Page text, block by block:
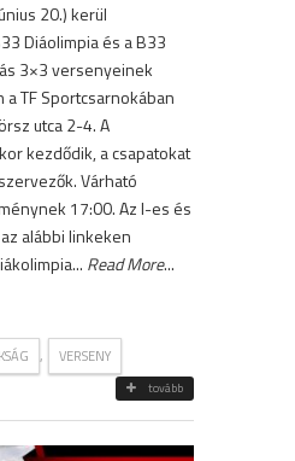
20.) kerül
Diáolimpia és a B33
3×3 versenyeinek
TF Sportcsarnokában
utca 2-4. A
kezdődik, a csapatokat
Várható
17:00. Az I-es és
alábbi linkeken
Read More...
, VERSENY
tovább